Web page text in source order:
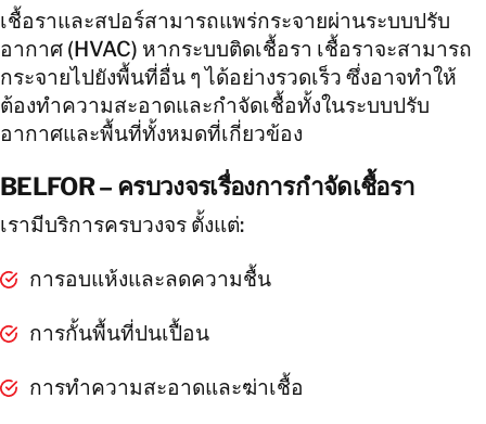
เชื้อราและสปอร์สามารถแพร่กระจายผ่านระบบปรับ
อากาศ (HVAC) หากระบบติดเชื้อรา เชื้อราจะสามารถ
กระจายไปยังพื้นที่อื่น ๆ ได้อย่างรวดเร็ว ซึ่งอาจทำให้
ต้องทำความสะอาดและกำจัดเชื้อทั้งในระบบปรับ
อากาศและพื้นที่ทั้งหมดที่เกี่ยวข้อง
BELFOR – ครบวงจรเรื่องการกำจัดเชื้อรา
เรามีบริการครบวงจร ตั้งแต่:
การอบแห้งและลดความชื้น
การกั้นพื้นที่ปนเปื้อน
การทำความสะอาดและฆ่าเชื้อ